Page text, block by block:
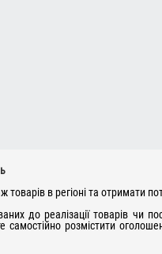
в регіоні та отримати
до реалізації товарів чи
розмістити